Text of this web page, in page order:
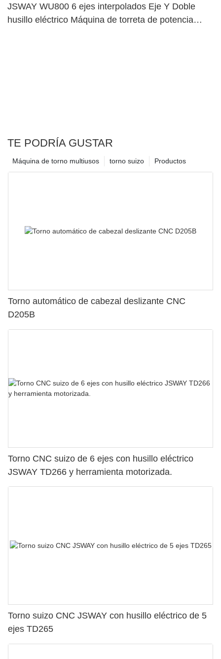
JSWAY WU800 6 ejes interpolados Eje Y Doble
husillo eléctrico Máquina de torreta de potencia
TE PODRÍA GUSTAR
Productos
torno suizo
Máquina de torno multiusos
Torno automático de cabezal deslizante CNC
D205B
Torno CNC suizo de 6 ejes con husillo eléctrico
JSWAY TD266 y herramienta motorizada.
Torno suizo CNC JSWAY con husillo eléctrico de 5
ejes TD265